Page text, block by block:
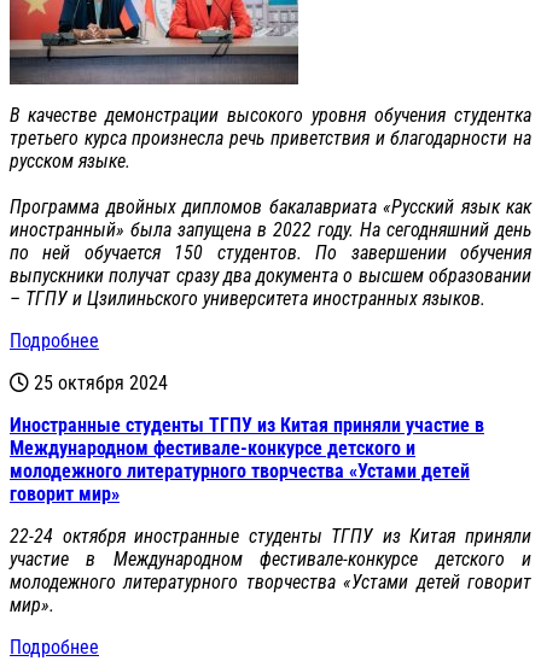
В качестве демонстрации высокого уровня обучения студентка
третьего курса произнесла речь приветствия и благодарности на
русском языке.
Программа двойных дипломов бакалавриата «Русский язык как
иностранный» была запущена в 2022 году. На сегодняшний день
по ней обучается 150 студентов. По завершении обучения
выпускники получат сразу два документа о высшем образовании
– ТГПУ и Цзилиньского университета иностранных языков.
Подробнее
25 октября 2024
Иностранные студенты ТГПУ из Китая приняли участие в
Международном фестивале-конкурсе детского и
молодежного литературного творчества «Устами детей
говорит мир»
22-24 октября иностранные студенты ТГПУ из Китая приняли
участие в Международном фестивале-конкурсе детского и
молодежного литературного творчества «Устами детей говорит
мир».
Подробнее